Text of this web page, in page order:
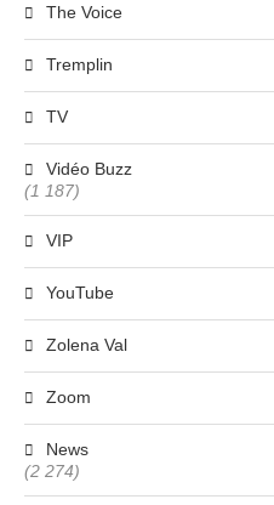
The Voice
Tremplin
TV
Vidéo Buzz
(1 187)
VIP
YouTube
Zolena Val
Zoom
News
(2 274)